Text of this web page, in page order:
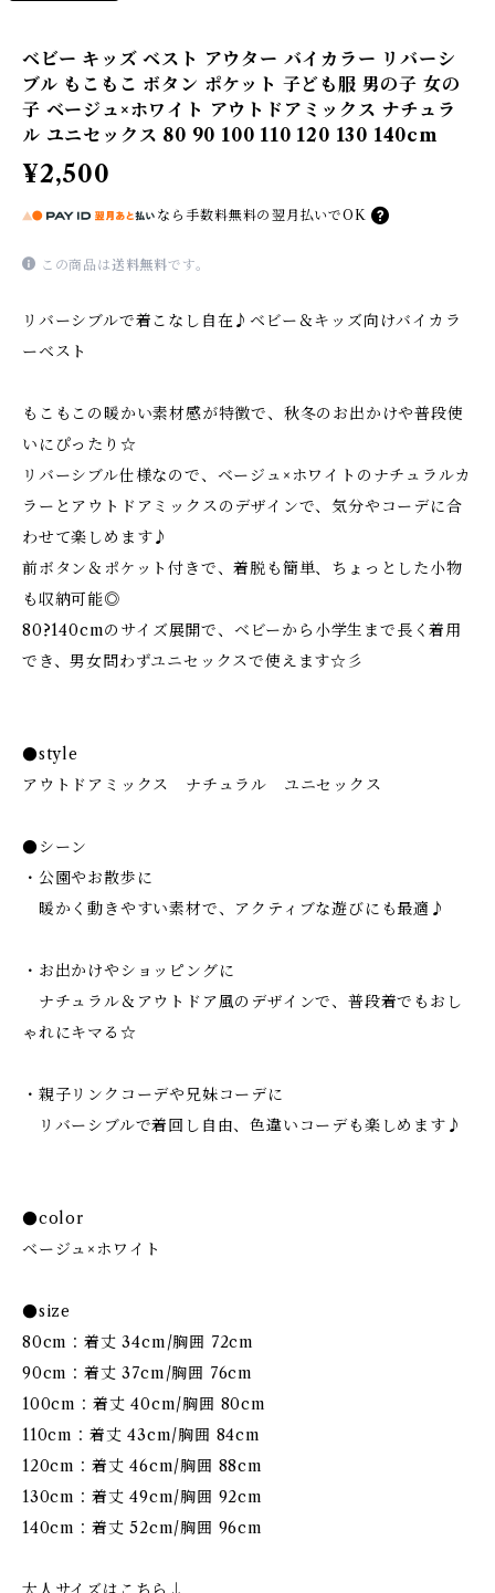
ベビー キッズ ベスト アウター バイカラー リバーシ
ブル もこもこ ボタン ポケット 子ども服 男の子 女の
子 ベージュ×ホワイト アウトドアミックス ナチュラ
ル ユニセックス 80 90 100 110 120 130 140cm
¥2,500
なら 手数料無料の 翌月払いでOK
この商品は送料無料です。
リバーシブルで着こなし自在♪ベビー＆キッズ向けバイカラ
ーベスト
もこもこの暖かい素材感が特徴で、秋冬のお出かけや普段使
いにぴったり☆
リバーシブル仕様なので、ベージュ×ホワイトのナチュラルカ
ラーとアウトドアミックスのデザインで、気分やコーデに合
わせて楽しめます♪
前ボタン＆ポケット付きで、着脱も簡単、ちょっとした小物
も収納可能◎
80?140cmのサイズ展開で、ベビーから小学生まで長く着用
でき、男女問わずユニセックスで使えます☆彡
●style
アウトドアミックス ナチュラル ユニセックス
●シーン
・公園やお散歩に
暖かく動きやすい素材で、アクティブな遊びにも最適♪
・お出かけやショッピングに
ナチュラル＆アウトドア風のデザインで、普段着でもおし
ゃれにキマる☆
・親子リンクコーデや兄妹コーデに
リバーシブルで着回し自由、色違いコーデも楽しめます♪
●color
ベージュ×ホワイト
●size
80cm：着丈 34cm/胸囲 72cm
90cm：着丈 37cm/胸囲 76cm
100cm：着丈 40cm/胸囲 80cm
110cm：着丈 43cm/胸囲 84cm
120cm：着丈 46cm/胸囲 88cm
130cm：着丈 49cm/胸囲 92cm
140cm：着丈 52cm/胸囲 96cm